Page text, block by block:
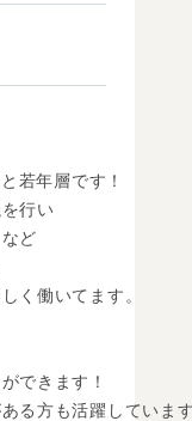
若年層です！
行い
ど
く働いてます。
できます！
る方も活躍していま